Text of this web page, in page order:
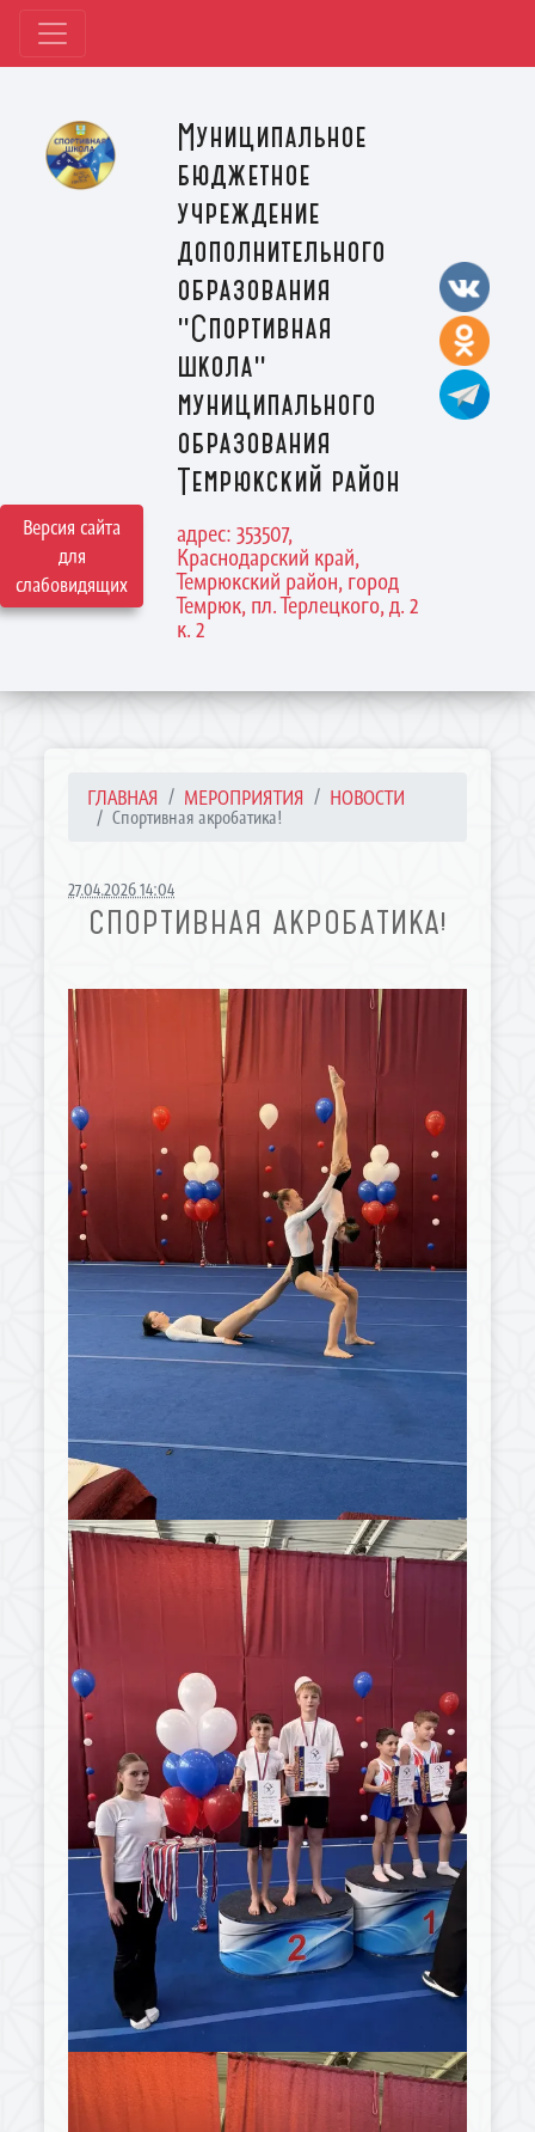
Версия сайта
для
слабовидящих
Муниципальное
бюджетное
учреждение
дополнительного
образования
"Спортивная
школа"
муниципального
образования
Темрюкский район
адрес: 353507,
Краснодарский край,
Темрюкский район, город
Темрюк, пл. Терлецкого, д. 2
к. 2
ГЛАВНАЯ МЕРОПРИЯТИЯ НОВОСТИ
Спортивная акробатика!
27.04.2026 14:04
СПОРТИВНАЯ АКРОБАТИКА!